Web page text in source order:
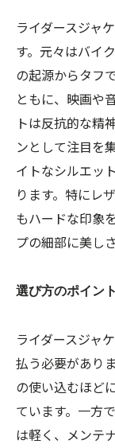
ライダースジャ
す。元々はバイ
の起源からタフ
ともに、映画や
トは反抗的な精
ンとして注目を
イトなシルエッ
ります。特にレ
もハードな印象
プの細部に美し
選び方のポイント
ライダースジャ
払う必要があり
の使い込むほど
ています。一方
は軽く、メンテ